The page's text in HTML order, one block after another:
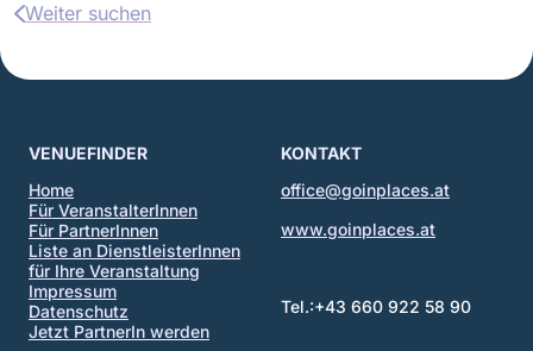
Weiter suchen
VENUEFINDER
Home
Für VeranstalterInnen
Für PartnerInnen
Liste an DienstleisterInnen
für Ihre Veranstaltung
Impressum
Datenschutz
Jetzt PartnerIn werden
KONTAKT
office@goinplaces.at
www.goinplaces.at
Tel.:+43 660 922 58 90